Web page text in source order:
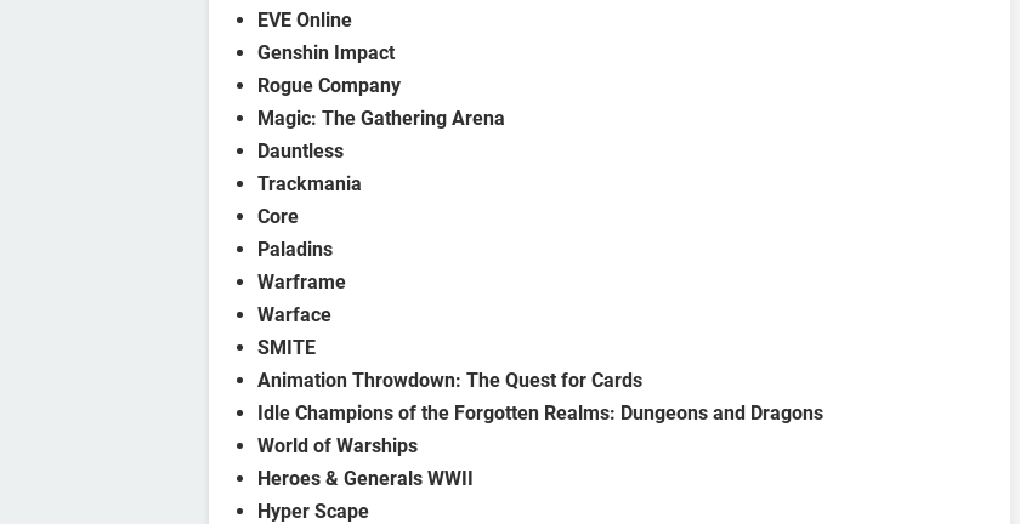
EVE Online
Genshin Impact
Rogue Company
Magic: The Gathering Arena
Dauntless
Trackmania
Core
Paladins
Warframe
Warface
SMITE
Animation Throwdown: The Quest for Cards
Idle Champions of the Forgotten Realms: Dungeons and Dragons
World of Warships
Heroes & Generals WWII
Hyper Scape